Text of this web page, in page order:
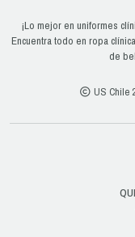
¡Lo mejor en uniformes
Encuentra todo en ropa
de
US Chile